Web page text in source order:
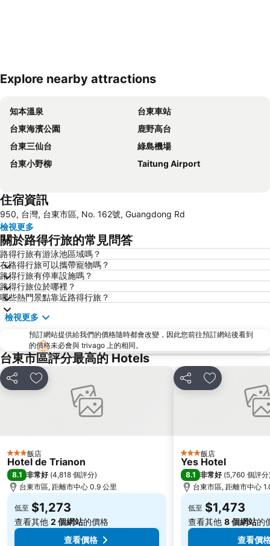
展開地圖
Explore nearby attractions
知本溫泉
台東車站
台東海濱公園
鹿野高台
台東三仙台
綠島機場
台東小野柳
Taitung Airport
住宿資訊
950, 台灣, 台東市區, No. 162號, Guangdong Rd
檢視更多
關於路得行旅的常見問答
路得行旅有游泳池區域嗎？
在路得行旅可以攜帶寵物嗎？
路得行旅有停車設施嗎？
路得行旅位於哪裡？
哪些熱門景點靠近路得行旅？
檢視更多
預訂網站提供給我們的價格隨時都會改變，因此您前往預訂網站後看到
的價格未必會與 trivago 上的相同。
台東市區評分最高的 Hotels
分享 加入我的最愛
3 星級飯店
Hotel de Trianon
8.1 非常好 (4,818 個評分)
台東市區, 距離市中心 0.9 公里
低至 $1,273
查看其他 2 個網站的價格
查看價格
分享 加入我的最愛
3 星級飯店
Yes Hotel
8.1 非常好 (5,760 個評分
台東市區, 距離市中心
低至 $1,473
查看其他 8 個網站的
查看價